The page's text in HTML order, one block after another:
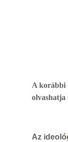
A korábbi
olvashatja
Az